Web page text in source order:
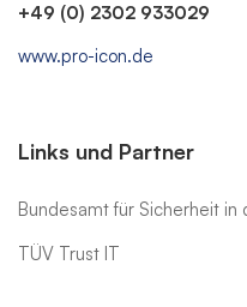
+49 (0) 2302 933029
www.pro-icon.de
Links und Partner
Bundesamt für Sicherheit in
TÜV Trust IT